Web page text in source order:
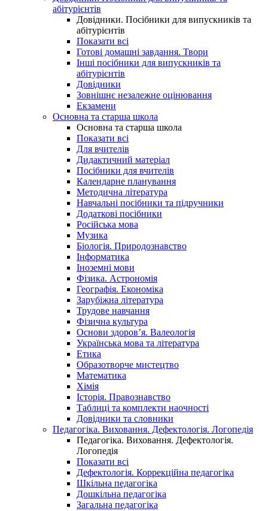
абітурієнтів
Довідники. Посібники для випускників та
абітурієнтів
Показати всі
Готові домашні завдання. Твори
Інші посібники для випускників та
абітурієнтів
Довідники
Зовнішнє незалежне оцінювання
Екзамени
Основна та старша школа
Основна та старша школа
Показати всі
Для вчителів
Дидактичний матеріал
Посібники для вчителів
Календарне планування
Методична література
Навчальні посібники та підручники
Додаткові посібники
Російська мова
Музика
Біологія. Природознавство
Інформатика
Іноземні мови
Фізика. Астрономія
Географія. Економіка
Зарубіжна література
Трудове навчання
Фізична культура
Основи здоров’я. Валеологія
Українська мова та література
Етика
Образотворче мистецтво
Математика
Хімія
Історія. Правознавство
Таблиці та комплекти наочності
Довідники та словники
Педагогіка. Виховання. Дефектологія. Логопедія
Педагогіка. Виховання. Дефектологія.
Логопедія
Показати всі
Дефектологія. Коррекційна педагогіка
Шкільна педагогіка
Дошкільна педагогіка
Загальна педагогіка